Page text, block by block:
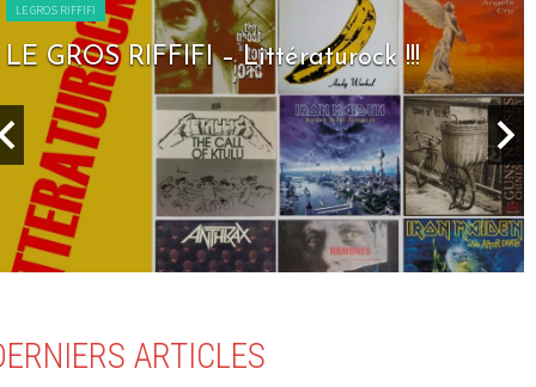
LE GROS RIFFIFI
LE GROS RIFFIFI – Littératurock !!!
ARTICLES